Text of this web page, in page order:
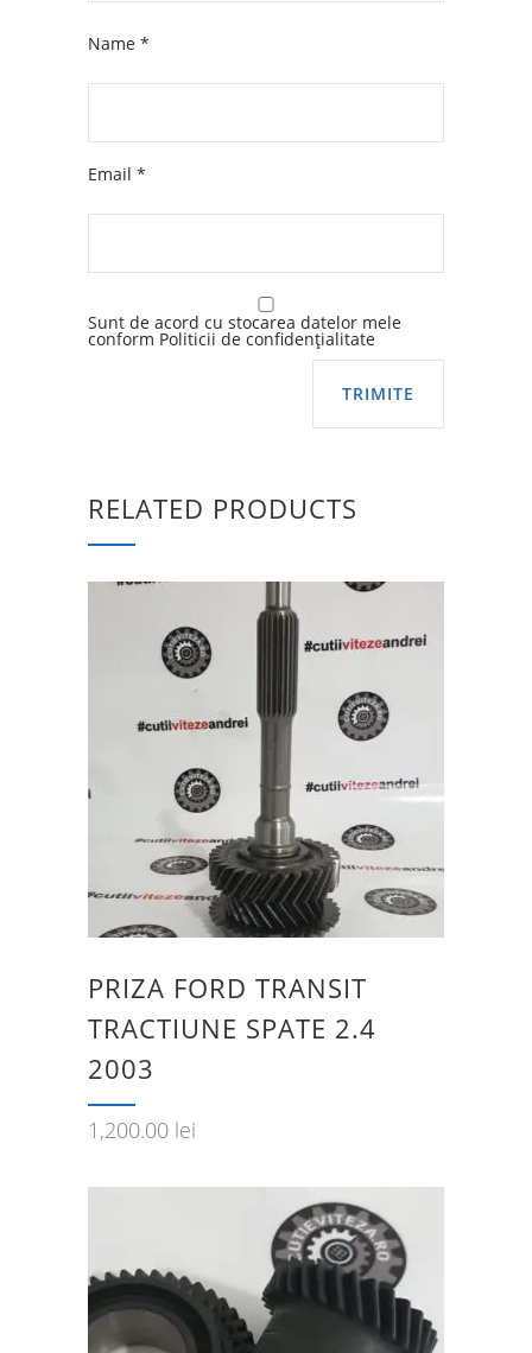
Name *
Email *
Sunt de acord cu stocarea datelor mele
conform Politicii de confidențialitate
RELATED PRODUCTS
PRIZA FORD TRANSIT
TRACTIUNE SPATE 2.4
2003
1,200.00 lei